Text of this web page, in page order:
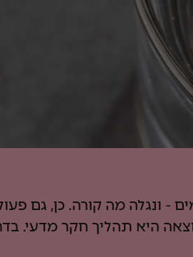
- ונגלה מה קורה. כן, גם
היא תהליך חקר מדעי.